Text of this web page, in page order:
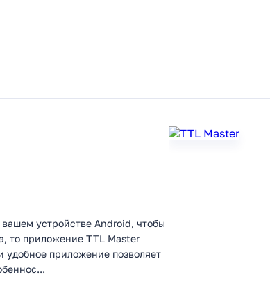
устройстве Android, чтобы
то приложение TTL Master
приложение позволяет